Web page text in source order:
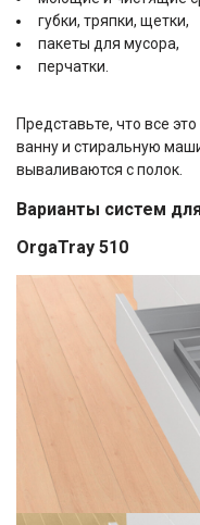
губки, тряпки, щетки,
пакеты для мусора,
перчатки.
Представьте, что все
ванну и стиральную
вываливаются с полок.
Варианты систем
OrgaTray 510